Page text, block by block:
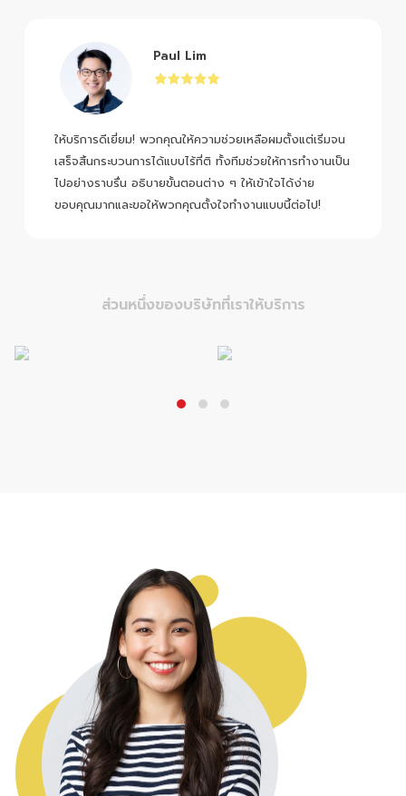
Paul Lim
ให้บริการดีเยี่ยม! พวกคุณให้ความช่วยเหลือผมตั้งแต่เริ่มจน
เสร็จสิ้นกระบวนการได้แบบไร้ที่ติ ทั้งทีมช่วยให้การทำงานเป็น
ไปอย่างราบรื่น อธิบายขั้นตอนต่าง ๆ ให้เข้าใจได้ง่าย
ขอบคุณมากและขอให้พวกคุณตั้งใจทำงานแบบนี้ต่อไป!
ส่วนหนึ่งของบริษัทที่เราให้บริการ